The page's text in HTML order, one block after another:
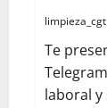
limpieza_cgt
Te
laboral y